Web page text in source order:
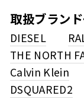
取扱ブラン
DIESEL
THE NORTH
Calvin Klein
DSQUARED2